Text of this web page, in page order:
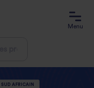
Menu
SUD AFRICAIN